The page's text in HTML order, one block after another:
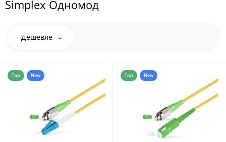
Simplex Одномод
Дешевле
Top New Top New